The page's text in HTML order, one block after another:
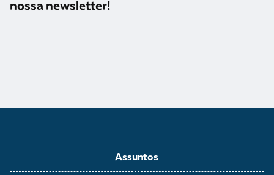
nossa newsletter!
Assuntos